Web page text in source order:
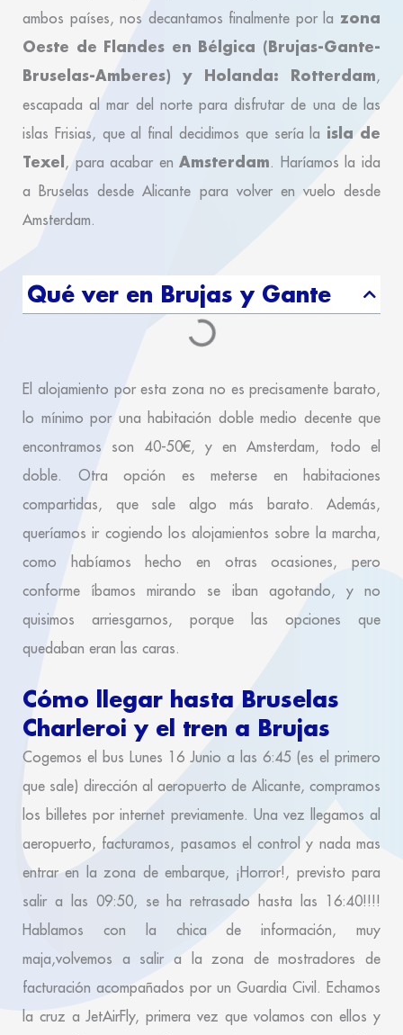
ambos países, nos decantamos finalmente por la zona
Oeste de Flandes en Bélgica (Brujas-Gante-
Bruselas-Amberes) y Holanda: Rotterdam,
escapada al mar del norte para disfrutar de una de las
islas Frisias, que al final decidimos que sería la isla de
Texel , para acabar enAmsterdam. Haríamos la ida
a Bruselas desde Alicante para volver en vuelo desde
Amsterdam.
Qué ver en Brujas y Gante
El alojamiento por esta zona no es precisamente barato,
lo mínimo por una habitación doble medio decente que
encontramos son 40-50€, y en Amsterdam, todo el
doble. Otra opción es meterse en habitaciones
compartidas, que sale algo más barato. Además,
queríamos ir cogiendo los alojamientos sobre la marcha,
como habíamos hecho en otras ocasiones, pero
conforme íbamos mirando se iban agotando, y no
quisimos arriesgarnos, porque las opciones que
quedaban eran las caras.
Cómo llegar hasta Bruselas
Charleroi y el tren a Brujas
Cogemos el bus Lunes 16 Junio a las 6:45 (es el primero
que sale) dirección al aeropuerto de Alicante, compramos
los billetes por internet previamente. Una vez llegamos al
aeropuerto, facturamos, pasamos el control y nada mas
entrar en la zona de embarque, ¡Horror!, previsto para
salir a las 09:50, se ha retrasado hasta las 16:40!!!!
Hablamos con la chica de información, muy
maja,volvemos a salir a la zona de mostradores de
facturación acompañados por un Guardia Civil. Echamos
la cruz a JetAirFly, primera vez que volamos con ellos y